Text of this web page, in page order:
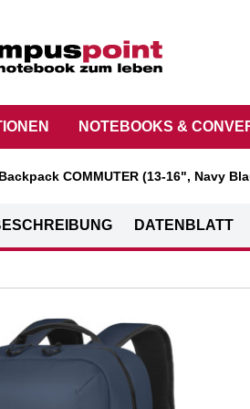
NOTEBOOKS &
COMMUTER (13-16", Navy
DATENBLATT